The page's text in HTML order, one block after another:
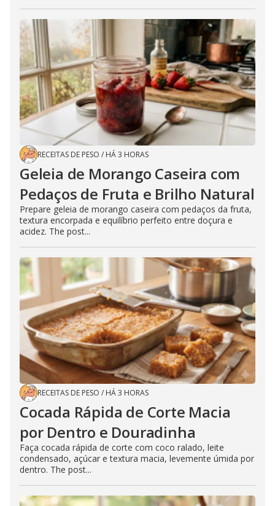
RECEITAS DE PESO / HÁ 3 HORAS
Geleia de Morango Caseira com
Pedaços de Fruta e Brilho Natural
Prepare geleia de morango caseira com pedaços da fruta,
textura encorpada e equilíbrio perfeito entre doçura e
acidez. The post...
RECEITAS DE PESO / HÁ 3 HORAS
Cocada Rápida de Corte Macia
por Dentro e Douradinha
Faça cocada rápida de corte com coco ralado, leite
condensado, açúcar e textura macia, levemente úmida por
dentro. The post...